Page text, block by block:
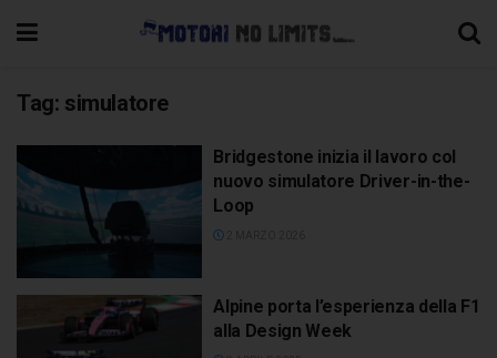
Tag: simulatore
Bridgestone inizia il lavoro col
nuovo simulatore Driver-in-the-
Loop
Alpine porta l’esperienza della F1
alla Design Week